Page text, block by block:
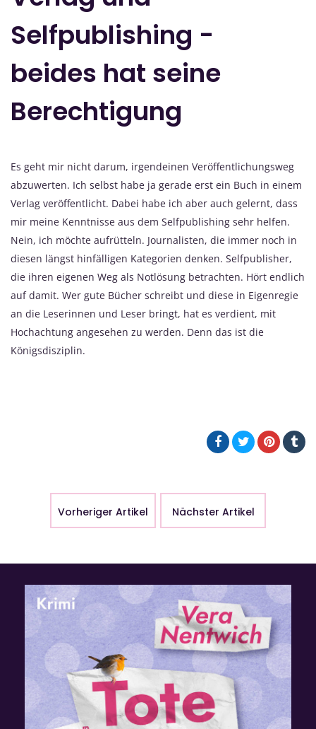
Selfpublishing -
beides hat seine
Berechtigung
Es geht mir nicht darum, irgendeinen Veröffentlichungsweg
abzuwerten. Ich selbst habe ja gerade erst ein Buch in einem
Verlag veröffentlicht. Dabei habe ich aber auch gelernt, dass
mir meine Kenntnisse aus dem Selfpublishing sehr helfen.
Nein, ich möchte aufrütteln. Journalisten, die immer noch in
diesen längst hinfälligen Kategorien denken. Selfpublisher,
die ihren eigenen Weg als Notlösung betrachten. Hört endlich
auf damit. Wer gute Bücher schreibt und diese in Eigenregie
an die Leserinnen und Leser bringt, hat es verdient, mit
Hochachtung angesehen zu werden. Denn das ist die
Königsdisziplin.
Vorheriger Artikel Nächster Artikel